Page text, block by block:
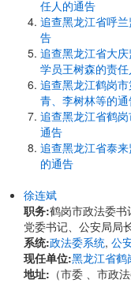
任人的通告
追查黑龙江省呼
告
追查黑龙江省大
学员王树森的责任
追查黑龙江鹤岗
青、李树林等的
追查黑龙江省鹤
通告
追查黑龙江省泰
的通告
徐连斌
职务:鹤岗市政法委
党委书记、公安局局
系统:政法委系统, 公
现任单位:黑龙江省鹤
地址: （市委 、市政